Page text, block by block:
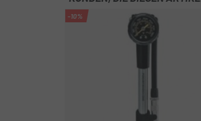
-10%